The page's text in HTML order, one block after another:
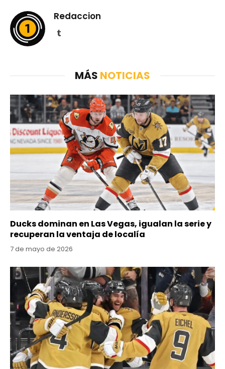
Redaccion
Tumblr
MÁS NOTICIAS
Ducks dominan en Las Vegas, igualan la serie y
recuperan la ventaja de localía
7 de mayo de 2026